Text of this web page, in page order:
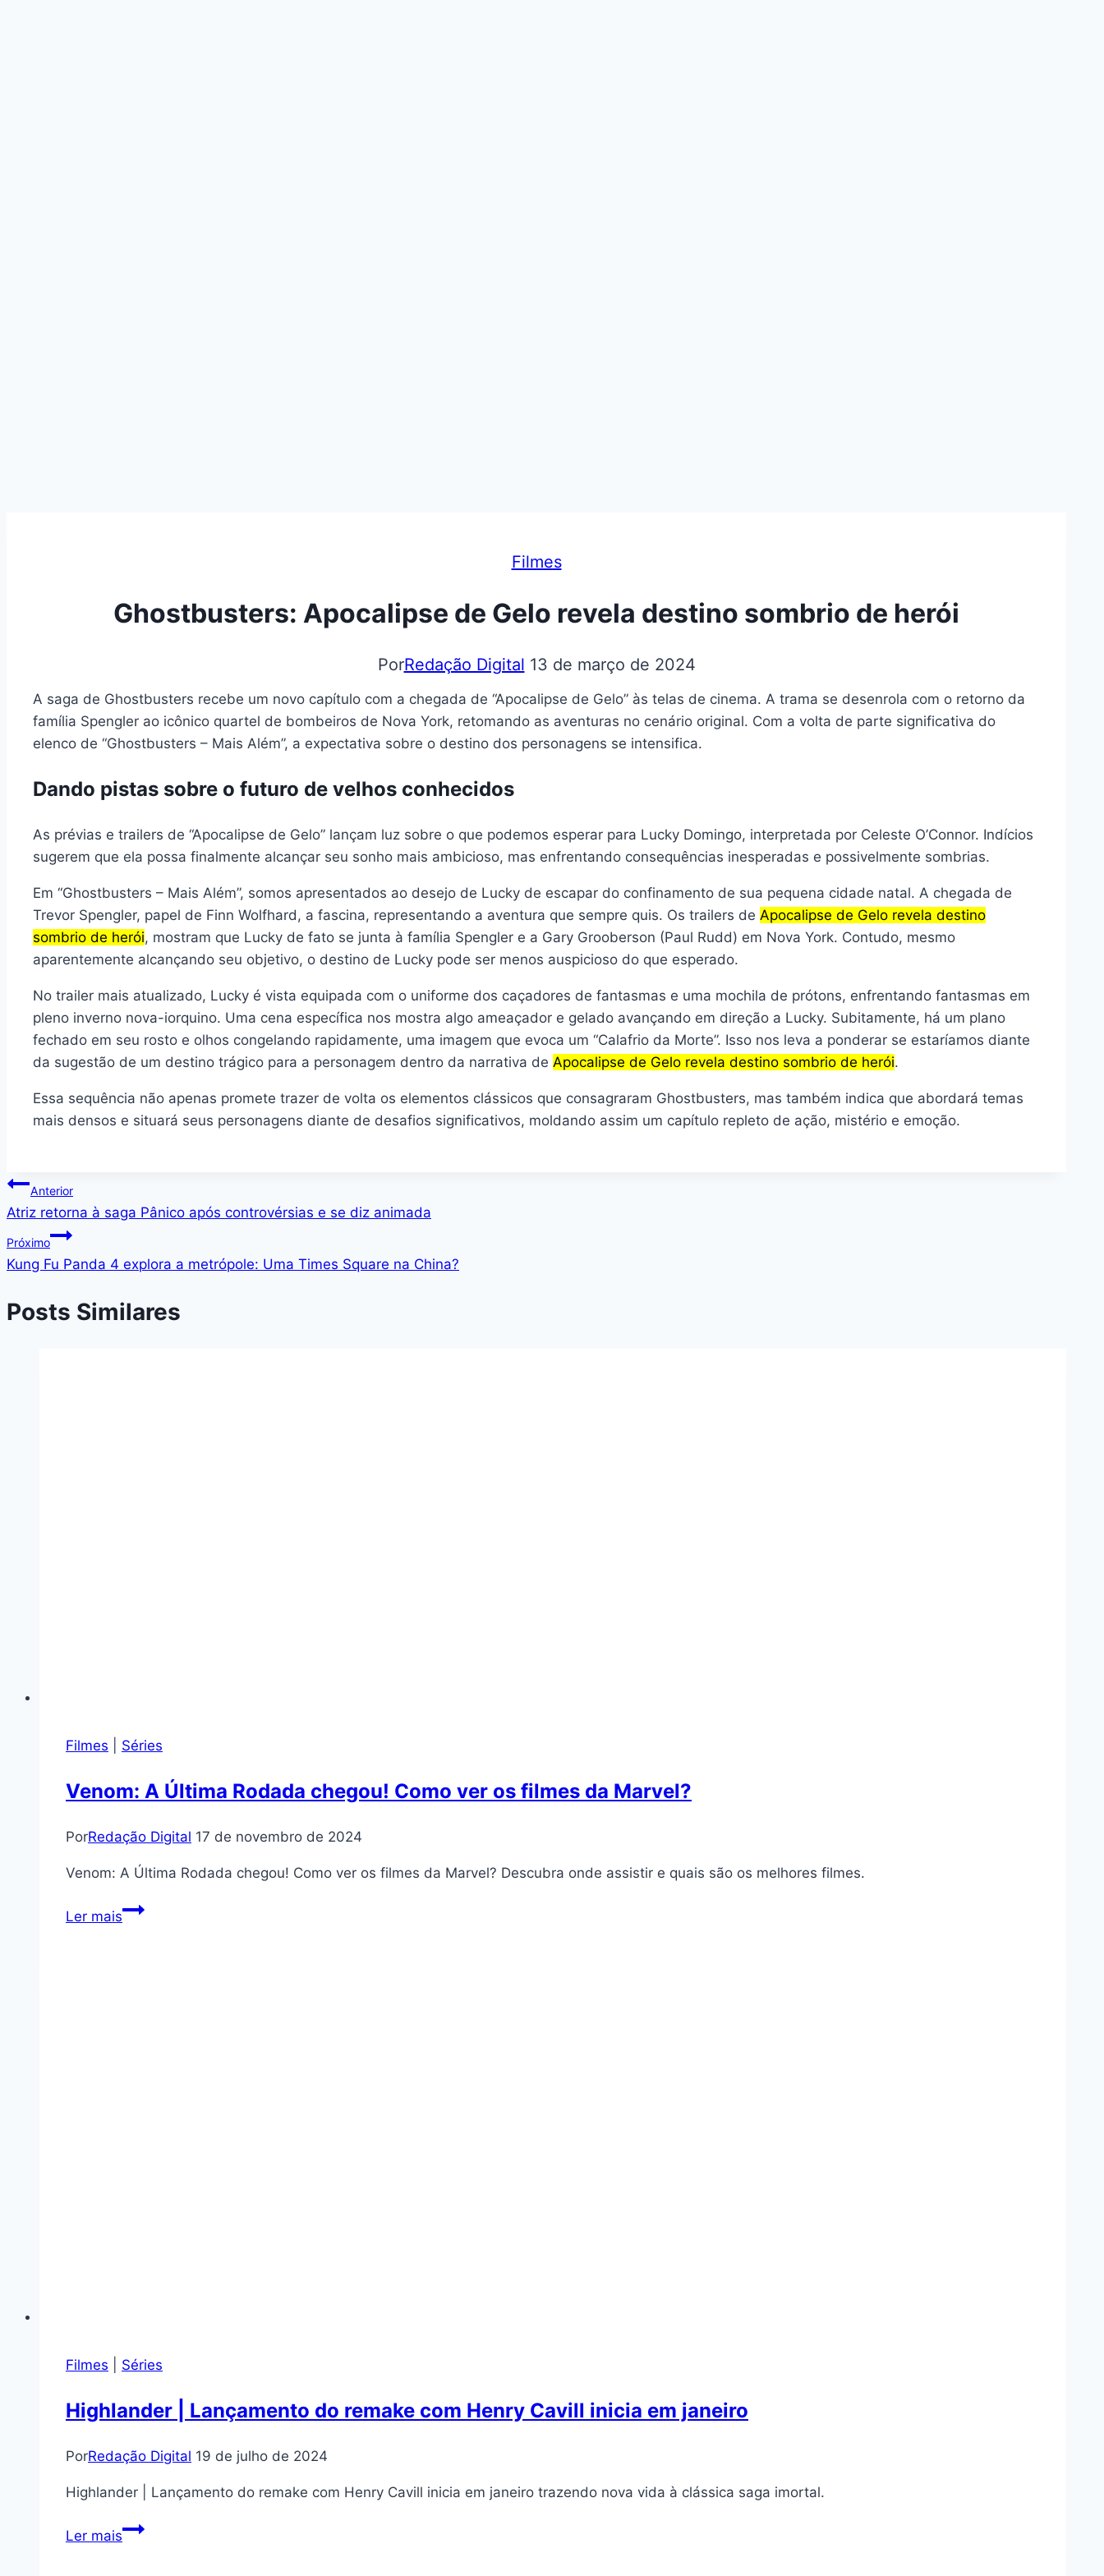
Filmes
Ghostbusters: Apocalipse de Gelo revela destino sombrio de herói
PorRedação Digital 13 de março de 2024
A saga de Ghostbusters recebe um novo capítulo com a chegada de “Apocalipse de Gelo” às telas de cinema. A trama se desenrola com o retorno da
família Spengler ao icônico quartel de bombeiros de Nova York, retomando as aventuras no cenário original. Com a volta de parte significativa do
elenco de “Ghostbusters – Mais Além”, a expectativa sobre o destino dos personagens se intensifica.
Dando pistas sobre o futuro de velhos conhecidos
As prévias e trailers de “Apocalipse de Gelo” lançam luz sobre o que podemos esperar para Lucky Domingo, interpretada por Celeste O’Connor. Indícios
sugerem que ela possa finalmente alcançar seu sonho mais ambicioso, mas enfrentando consequências inesperadas e possivelmente sombrias.
Em “Ghostbusters – Mais Além”, somos apresentados ao desejo de Lucky de escapar do confinamento de sua pequena cidade natal. A chegada de
Trevor Spengler, papel de Finn Wolfhard, a fascina, representando a aventura que sempre quis. Os trailers de Apocalipse de Gelo revela destino
sombrio de herói, mostram que Lucky de fato se junta à família Spengler e a Gary Grooberson (Paul Rudd) em Nova York. Contudo, mesmo
aparentemente alcançando seu objetivo, o destino de Lucky pode ser menos auspicioso do que esperado.
No trailer mais atualizado, Lucky é vista equipada com o uniforme dos caçadores de fantasmas e uma mochila de prótons, enfrentando fantasmas em
pleno inverno nova-iorquino. Uma cena específica nos mostra algo ameaçador e gelado avançando em direção a Lucky. Subitamente, há um plano
fechado em seu rosto e olhos congelando rapidamente, uma imagem que evoca um “Calafrio da Morte”. Isso nos leva a ponderar se estaríamos diante
da sugestão de um destino trágico para a personagem dentro da narrativa de Apocalipse de Gelo revela destino sombrio de herói.
Essa sequência não apenas promete trazer de volta os elementos clássicos que consagraram Ghostbusters, mas também indica que abordará temas
mais densos e situará seus personagens diante de desafios significativos, moldando assim um capítulo repleto de ação, mistério e emoção.
Navegação
de
Post
Anterior
Atriz retorna à saga Pânico após controvérsias e se diz animada
Próximo
Kung Fu Panda 4 explora a metrópole: Uma Times Square na China?
Posts Similares
Filmes Séries
Venom: A Última Rodada chegou! Como ver os filmes da Marvel?
PorRedação Digital 17 de novembro de 2024
Venom: A Última Rodada chegou! Como ver os filmes da Marvel? Descubra onde assistir e quais são os melhores filmes.
Ler maisVenom:
Filmes Séries
Highlander | Lançamento do remake com Henry Cavill inicia em janeiro
PorRedação Digital 19 de julho de 2024
Highlander | Lançamento do remake com Henry Cavill inicia em janeiro trazendo nova vida à clássica saga imortal.
Ler maisHighlander